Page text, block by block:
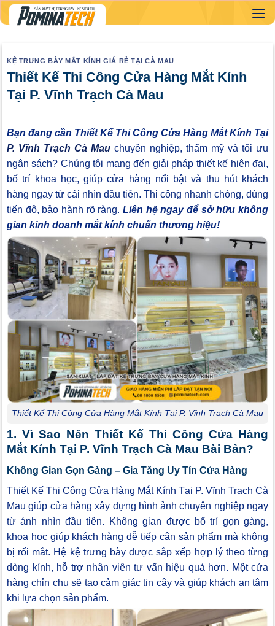
Skip
to
KỆ TRƯNG BÀY MẮT KÍNH GIÁ RẺ TẠI CÀ MAU
Thiết Kế Thi Công Cửa Hàng Mắt Kính
Tại P. Vĩnh Trạch Cà Mau
Bạn đang cần Thiết Kế Thi Công Cửa Hàng Mắt Kính Tại
P. Vĩnh Trạch Cà Mau chuyên nghiệp, thẩm mỹ và tối ưu
ngân sách? Chúng tôi mang đến giải pháp thiết kế hiện đại,
bố trí khoa học, giúp cửa hàng nổi bật và thu hút khách
hàng ngay từ cái nhìn đầu tiên. Thi công nhanh chóng, đúng
tiến độ, bảo hành rõ ràng. Liên hệ ngay để sở hữu không
gian kinh doanh mắt kính chuẩn thương hiệu!
Thiết Kế Thi Công Cửa Hàng Mắt Kính Tại P. Vĩnh Trạch Cà Mau
1. Vì Sao Nên Thiết Kế Thi Công Cửa Hàng
Mắt Kính Tại P. Vĩnh Trạch Cà Mau Bài Bản?
Không Gian Gọn Gàng – Gia Tăng Uy Tín Cửa Hàng
Thiết Kế Thi Công Cửa Hàng Mắt Kính Tại P. Vĩnh Trạch Cà
Mau giúp cửa hàng xây dựng hình ảnh chuyên nghiệp ngay
từ ánh nhìn đầu tiên. Không gian được bố trí gọn gàng,
khoa học giúp khách hàng dễ tiếp cận sản phẩm mà không
bị rối mắt. Hệ kệ trưng bày được sắp xếp hợp lý theo từng
dòng kính, hỗ trợ nhân viên tư vấn hiệu quả hơn. Một cửa
hàng chỉn chu sẽ tạo cảm giác tin cậy và giúp khách an tâm
khi lựa chọn sản phẩm.